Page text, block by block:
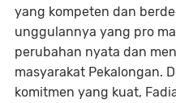
yang kompeten dan
unggulannya yang pro
perubahan nyata dan
masyarakat Pekalongan.
komitmen yang kuat,